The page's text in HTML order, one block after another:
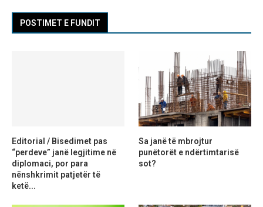
POSTIMET E FUNDIT
Editorial / Bisedimet pas
“perdeve” janë legjitime në
diplomaci, por para
nënshkrimit patjetër të
ketë...
Sa janë të mbrojtur
punëtorët e ndërtimtarisë
sot?